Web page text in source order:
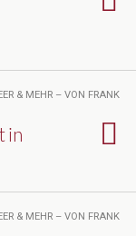
& MEHR – VON FRANK
in
& MEHR – VON FRANK